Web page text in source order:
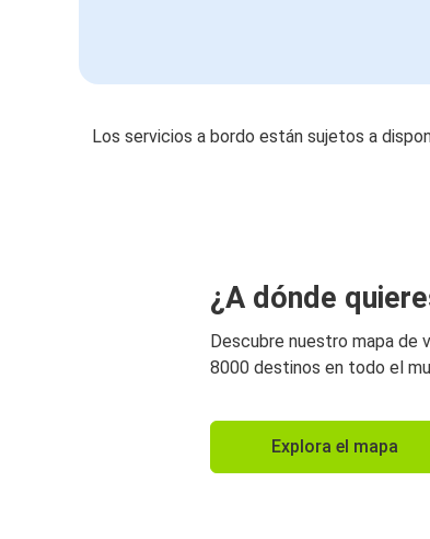
Los servicios a bordo están sujetos a
¿A dónde
Descubre nuestro mapa de
8000 destinos en todo el
Explora el mapa